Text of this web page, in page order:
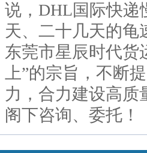
说，DHL国际快递
天、二十几天的龟
东莞市星辰时代货
上”的宗旨，不断
力，合力建设高质
阁下咨询、委托！